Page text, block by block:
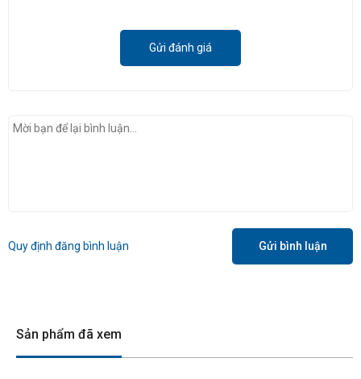
Gửi đánh giá
Quy định đăng bình luận Gửi bình luận
Sản phẩm đã xem